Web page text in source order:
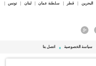
البحرين قطر سلطنة عمان لبنان تونس
سياسة الخصوصية اتصل بنا